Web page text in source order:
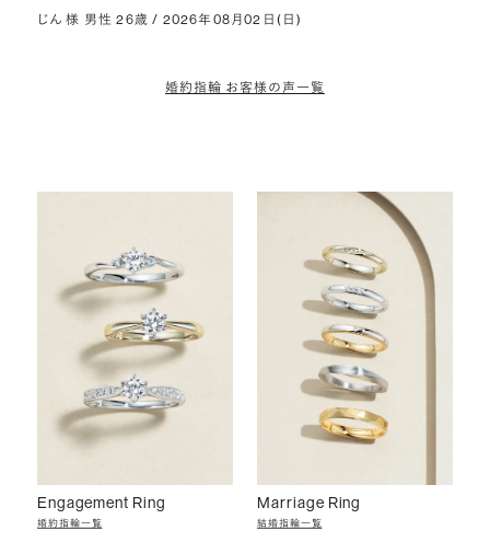
じん 様 男性 26歳 / 2026年08月02日(日)
婚約指輪 お客様の声一覧
Engagement Ring
婚約指輪一覧
Marriage Ring
結婚指輪一覧